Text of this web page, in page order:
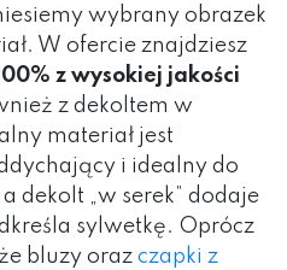
wybrany obrazek
W ofercie znajdziesz
z wysokiej jakości
z dekoltem w
materiał jest
i idealny do
dekolt „w serek” dodaje
sylwetkę. Oprócz
bluzy oraz czapki z